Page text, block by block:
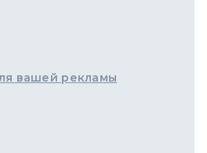
вашей рекламы